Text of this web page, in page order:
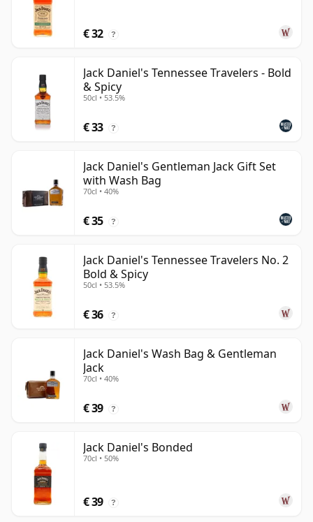
€ 32 ?
Jack Daniel's Tennessee Travelers - Bold
& Spicy
50cl • 53.5%
€ 33 ?
Jack Daniel's Gentleman Jack Gift Set
with Wash Bag
70cl • 40%
€ 35 ?
Jack Daniel's Tennessee Travelers No. 2
Bold & Spicy
50cl • 53.5%
€ 36 ?
Jack Daniel's Wash Bag & Gentleman
Jack
70cl • 40%
€ 39 ?
Jack Daniel's Bonded
70cl • 50%
€ 39 ?